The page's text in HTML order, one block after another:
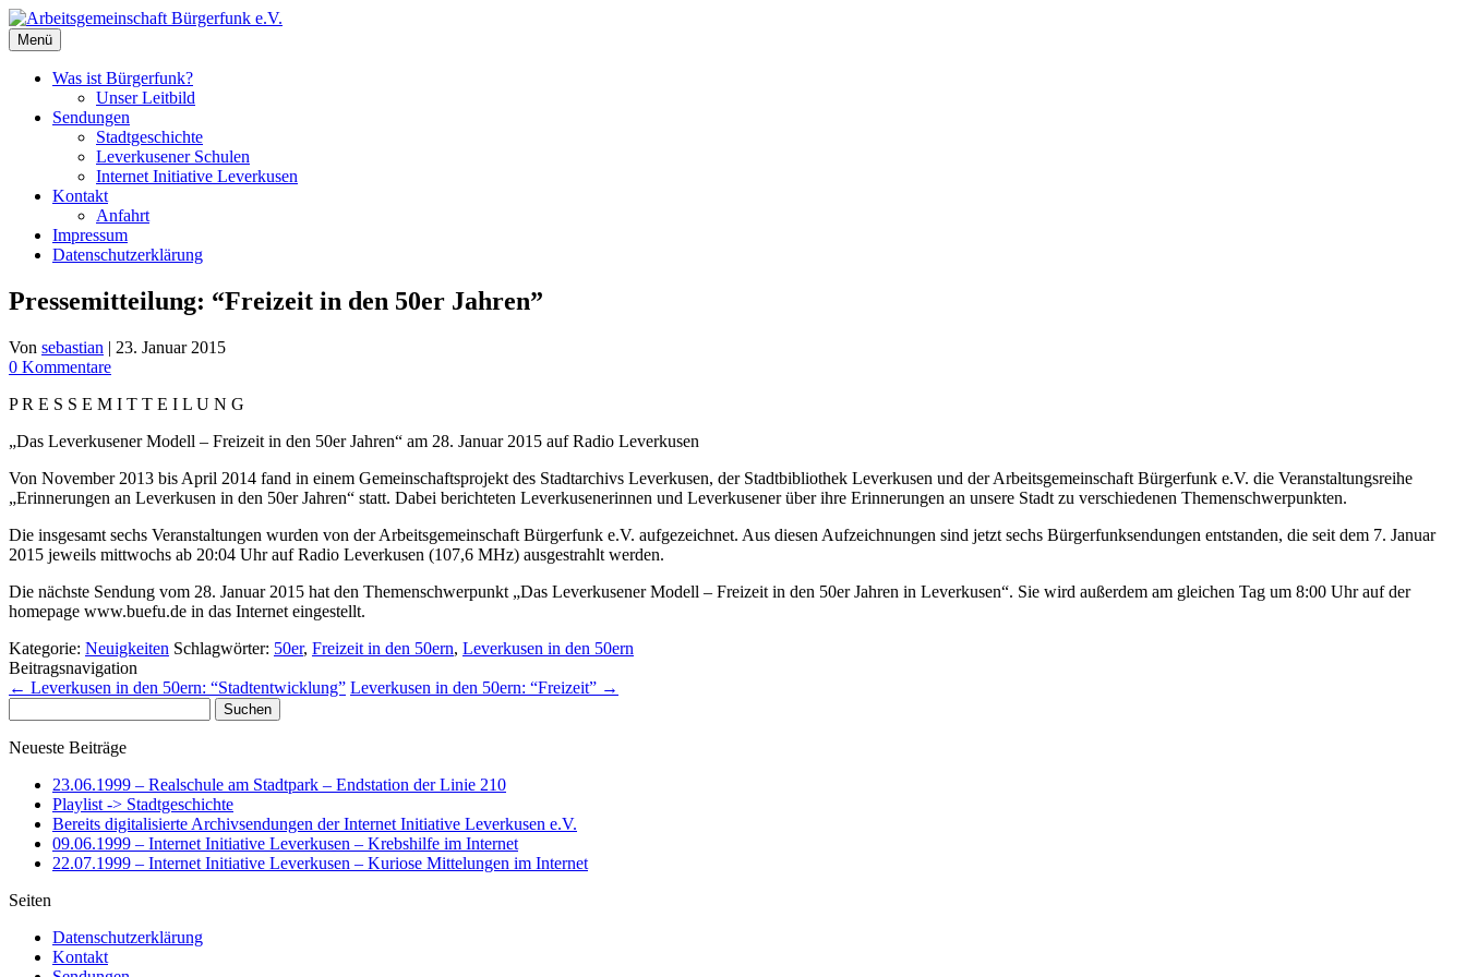
Zum
Inhalt
springen
Menü
Was ist Bürgerfunk?
Unser Leitbild
Sendungen
Stadtgeschichte
Leverkusener Schulen
Internet Initiative Leverkusen
Kontakt
Anfahrt
Impressum
Datenschutzerklärung
Pressemitteilung: “Freizeit in den 50er Jahren”
Von sebastian | 23. Januar 2015
0 Kommentare
P R E S S E M I T T E I L U N G
„Das Leverkusener Modell – Freizeit in den 50er Jahren“ am 28. Januar 2015 auf Radio Leverkusen
Von November 2013 bis April 2014 fand in einem Gemeinschaftsprojekt des Stadtarchivs Leverkusen, der Stadtbibliothek Leverkusen und der Arbeitsgemeinschaft Bürgerfunk e.V. die Veranstaltungsreihe
„Erinnerungen an Leverkusen in den 50er Jahren“ statt. Dabei berichteten Leverkusenerinnen und Leverkusener über ihre Erinnerungen an unsere Stadt zu verschiedenen Themenschwerpunkten.
Die insgesamt sechs Veranstaltungen wurden von der Arbeitsgemeinschaft Bürgerfunk e.V. aufgezeichnet. Aus diesen Aufzeichnungen sind jetzt sechs Bürgerfunksendungen entstanden, die seit dem 7. Januar
2015 jeweils mittwochs ab 20:04 Uhr auf Radio Leverkusen (107,6 MHz) ausgestrahlt werden.
Die nächste Sendung vom 28. Januar 2015 hat den Themenschwerpunkt „Das Leverkusener Modell – Freizeit in den 50er Jahren in Leverkusen“. Sie wird außerdem am gleichen Tag um 8:00 Uhr auf der
homepage www.buefu.de in das Internet eingestellt.
Kategorie: Neuigkeiten Schlagwörter: 50er, Freizeit in den 50ern, Leverkusen in den 50ern
Beitragsnavigation
← Leverkusen in den 50ern: “Stadtentwicklung” Leverkusen in den 50ern: “Freizeit” →
nach:
Neueste Beiträge
23.06.1999 – Realschule am Stadtpark – Endstation der Linie 210
Playlist -> Stadtgeschichte
Bereits digitalisierte Archivsendungen der Internet Initiative Leverkusen e.V.
09.06.1999 – Internet Initiative Leverkusen – Krebshilfe im Internet
22.07.1999 – Internet Initiative Leverkusen – Kuriose Mittelungen im Internet
Seiten
Datenschutzerklärung
Kontakt